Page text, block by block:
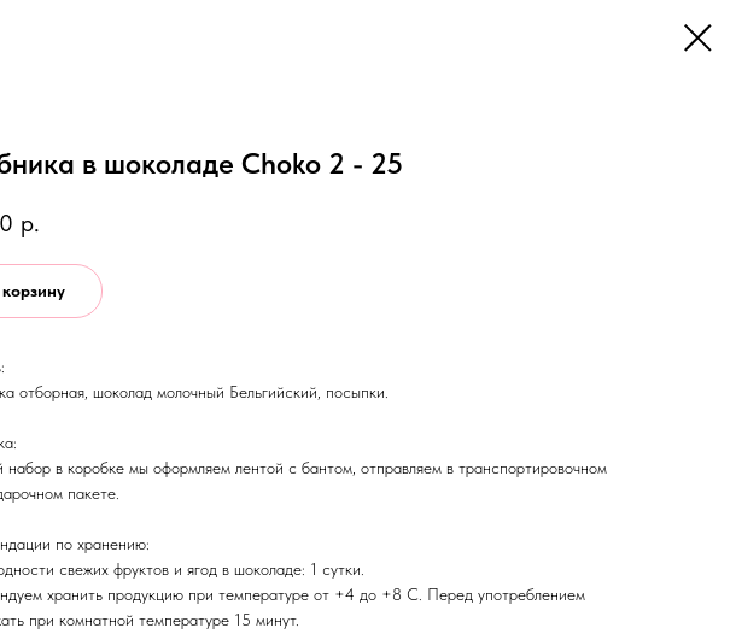
в шоколаде Choko 2 - 25
р.
отборная, шоколад молочный Бельгийский, посыпки.
набор в коробке мы оформляем лентой с бантом, отправляем в транспортировочном
пакете.
по хранению:
свежих фруктов и ягод в шоколаде: 1 сутки.
хранить продукцию при температуре от +4 до +8 С. Перед употреблением
при комнатной температуре 15 минут.